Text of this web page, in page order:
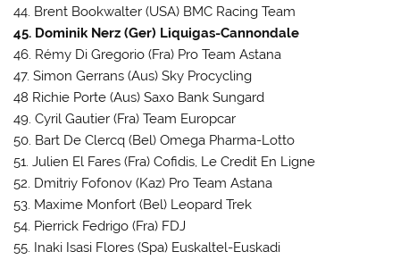
44. Brent Bookwalter (USA) BMC Racing Team
45. Dominik Nerz (Ger) Liquigas-Cannondale
46. Rémy Di Gregorio (Fra) Pro Team Astana
47. Simon Gerrans (Aus) Sky Procycling
48 Richie Porte (Aus) Saxo Bank Sungard
49. Cyril Gautier (Fra) Team Europcar
50. Bart De Clercq (Bel) Omega Pharma-Lotto
51. Julien El Fares (Fra) Cofidis, Le Credit En Ligne
52. Dmitriy Fofonov (Kaz) Pro Team Astana
53. Maxime Monfort (Bel) Leopard Trek
54. Pierrick Fedrigo (Fra) FDJ
55. Inaki Isasi Flores (Spa) Euskaltel-Euskadi